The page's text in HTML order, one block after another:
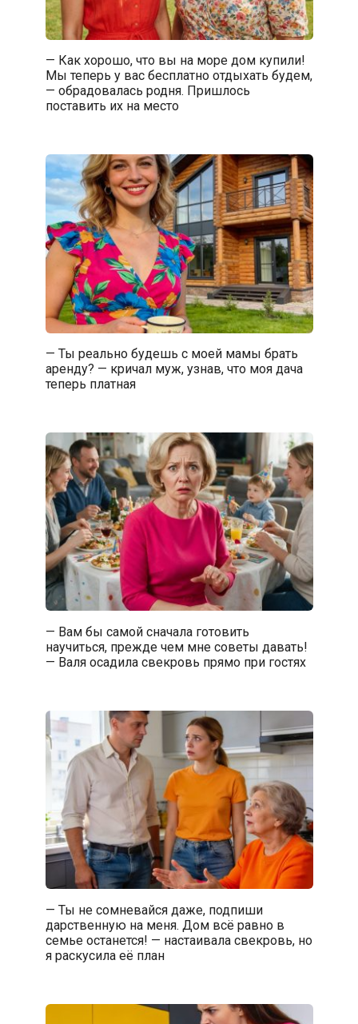
— Как хорошо, что вы на море дом купили!
Мы теперь у вас бесплатно отдыхать будем,
— обрадовалась родня. Пришлось
поставить их на место
— Ты реально будешь с моей мамы брать
аренду? — кричал муж, узнав, что моя дача
теперь платная
— Вам бы самой сначала готовить
научиться, прежде чем мне советы давать!
— Валя осадила свекровь прямо при гостях
— Ты не сомневайся даже, подпиши
дарственную на меня. Дом всё равно в
семье останется! — настаивала свекровь, но
я раскусила её план